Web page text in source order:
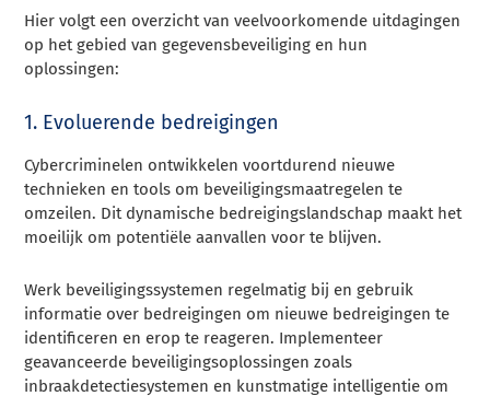
Hier volgt een overzicht van veelvoorkomende uitdagingen
op het gebied van gegevensbeveiliging en hun
oplossingen:
1. Evoluerende bedreigingen
Cybercriminelen ontwikkelen voortdurend nieuwe
technieken en tools om beveiligingsmaatregelen te
omzeilen. Dit dynamische bedreigingslandschap maakt het
moeilijk om potentiële aanvallen voor te blijven.
Werk beveiligingssystemen regelmatig bij en gebruik
informatie over bedreigingen om nieuwe bedreigingen te
identificeren en erop te reageren. Implementeer
geavanceerde beveiligingsoplossingen zoals
inbraakdetectiesystemen en kunstmatige intelligentie om